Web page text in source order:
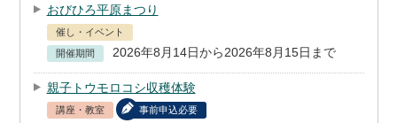
おびひろ平原まつり
催し・イベント
開催期間
2026年8月14日から2026年8月15日まで
親子トウモロコシ収穫体験
講座・教室 事前申込必要